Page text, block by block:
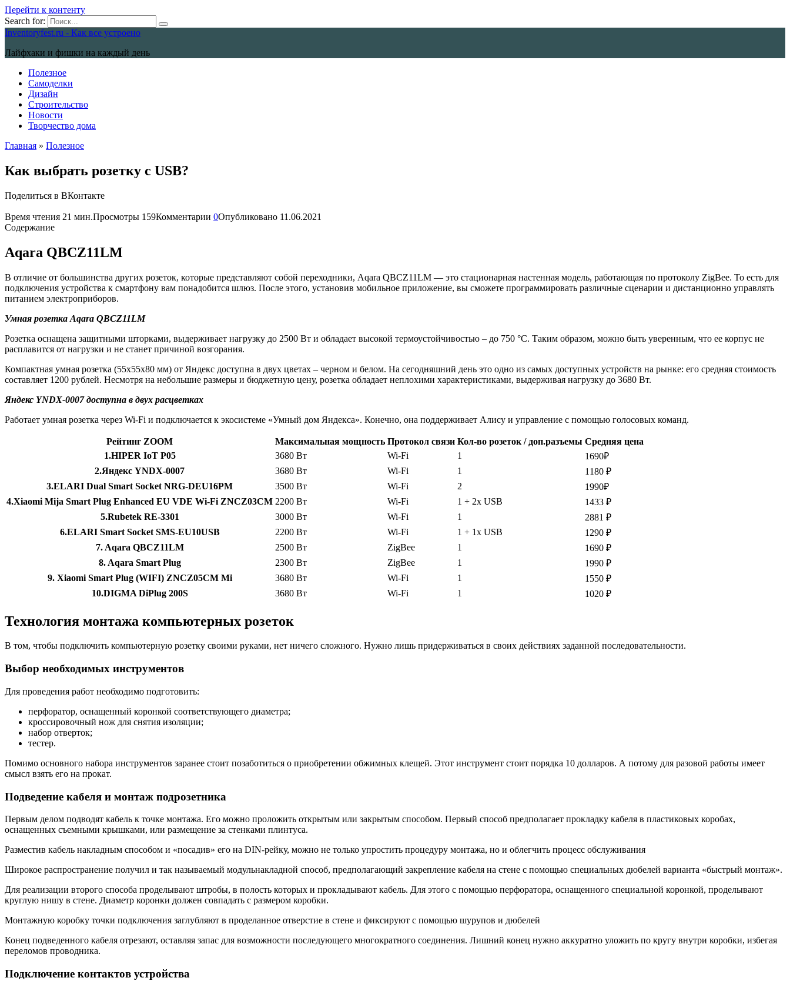
Перейти к контенту
Search for:
Inventoryfest.ru - Как все устроено
Лайфхаки и фишки на каждый день
Полезное
Самоделки
Дизайн
Строительство
Новости
Творчество дома
Главная » Полезное
Как выбрать розетку с USB?
Поделиться в ВКонтакте
Время чтения 21 мин.Просмотры 159Комментарии 0Опубликовано 11.06.2021
Содержание
Aqara QBCZ11LM
В отличие от большинства других розеток, которые представляют собой переходники, Aqara QBCZ11LM — это стационарная настенная модель, работающая по протоколу ZigBee. То есть для
подключения устройства к смартфону вам понадобится шлюз. После этого, установив мобильное приложение, вы сможете программировать различные сценарии и дистанционно управлять
питанием электроприборов.
Умная розетка Aqara QBCZ11LM
Розетка оснащена защитными шторками, выдерживает нагрузку до 2500 Вт и обладает высокой термоустойчивостью – до 750 °С. Таким образом, можно быть уверенным, что ее корпус не
расплавится от нагрузки и не станет причиной возгорания.
Компактная умная розетка (55х55х80 мм) от Яндекс доступна в двух цветах – черном и белом. На сегодняшний день это одно из самых доступных устройств на рынке: его средняя стоимость
составляет 1200 рублей. Несмотря на небольшие размеры и бюджетную цену, розетка обладает неплохими характеристиками, выдерживая нагрузку до 3680 Вт.
Яндекс YNDX-0007 доступна в двух расцветках
Работает умная розетка через Wi-Fi и подключается к экосистеме «Умный дом Яндекса». Конечно, она поддерживает Алису и управление с помощью голосовых команд.
Рейтинг ZOOM Максимальная мощность Протокол связи Кол-во розеток / доп.разъемы Средняя цена
1.HIPER IoT P05
3680 Вт Wi-Fi 1
1690₽
2.Яндекс YNDX-0007
3680 Вт Wi-Fi 1
1180 ₽
3.ELARI Dual Smart Socket NRG-DEU16PM
3500 Вт Wi-Fi 2
1990₽
4.Xiaomi Mija Smart Plug Enhanced EU VDE Wi-Fi ZNCZ03CM 2200 Вт Wi-Fi 1 + 2х USB
1433 ₽
5.Rubetek RE-3301
3000 Вт Wi-Fi 1
2881 ₽
6.ELARI Smart Socket SMS-EU10USB
2200 Вт Wi-Fi 1 + 1х USB
1290 ₽
7. Aqara QBCZ11LM
2500 Вт ZigBee 1
1690 ₽
8. Aqara Smart Plug
2300 Вт ZigBee 1
1990 ₽
9. Xiaomi Smart Plug (WIFI) ZNCZ05CM Mi
3680 Вт Wi-Fi 1
1550 ₽
10.DIGMA DiPlug 200S
3680 Вт Wi-Fi 1 1020 ₽
Технология монтажа компьютерных розеток
В том, чтобы подключить компьютерную розетку своими руками, нет ничего сложного. Нужно лишь придерживаться в своих действиях заданной последовательности.
Выбор необходимых инструментов
Для проведения работ необходимо подготовить:
перфоратор, оснащенный коронкой соответствующего диаметра;
кроссировочный нож для снятия изоляции;
набор отверток;
тестер.
Помимо основного набора инструментов заранее стоит позаботиться о приобретении обжимных клещей. Этот инструмент стоит порядка 10 долларов. А потому для разовой работы имеет
смысл взять его на прокат.
Подведение кабеля и монтаж подрозетника
Первым делом подводят кабель к точке монтажа. Его можно проложить открытым или закрытым способом. Первый способ предполагает прокладку кабеля в пластиковых коробах,
оснащенных съемными крышками, или размещение за стенками плинтуса.
Разместив кабель накладным способом и «посадив» его на DIN-рейку, можно не только упростить процедуру монтажа, но и облегчить процесс обслуживания
Широкое распространение получил и так называемый модульнакладной способ, предполагающий закрепление кабеля на стене с помощью специальных дюбелей варианта «быстрый монтаж».
Для реализации второго способа проделывают штробы, в полость которых и прокладывают кабель. Для этого с помощью перфоратора, оснащенного специальной коронкой, проделывают
круглую нишу в стене. Диаметр коронки должен совпадать с размером коробки.
Монтажную коробку точки подключения заглубляют в проделанное отверстие в стене и фиксируют с помощью шурупов и дюбелей
Конец подведенного кабеля отрезают, оставляя запас для возможности последующего многократного соединения. Лишний конец нужно аккуратно уложить по кругу внутри коробки, избегая
переломов проводника.
Подключение контактов устройства